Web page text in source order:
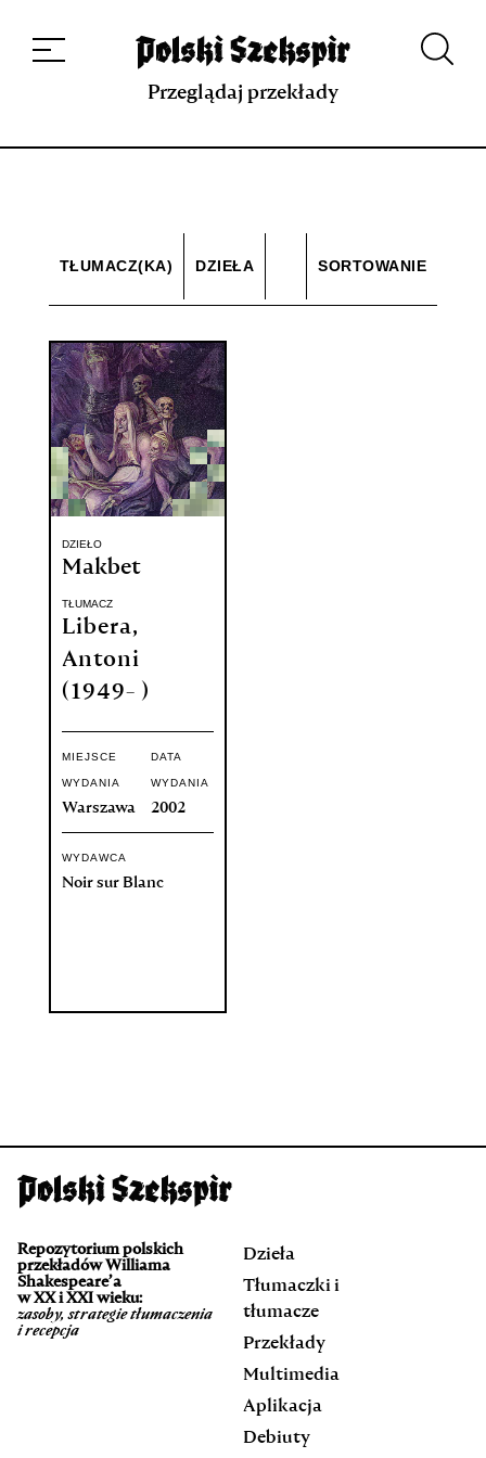
projekcie
Kontakt Indeks strony Aplikacja
Repozytorium XIX w.
Przeglądaj przekłady
TŁUMACZ(KA) DZIEŁA SORTOWANIE
DZIEŁO
Makbet
TŁUMACZ
Libera,
Antoni
(1949- )
MIEJSCE
WYDANIA
Warszawa
DATA
WYDANIA
2002
WYDAWCA
Noir sur Blanc
Repozytorium polskich
przekładów Williama
Shakespeare’a
w XX i XXI wieku:
zasoby, strategie tłumaczenia
i recepcja
Dzieła
Tłumaczki i
tłumacze
Przekłady
Multimedia
Aplikacja
Debiuty